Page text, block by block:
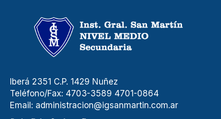
Iberá 2351 C.P. 1429 Nuñez
Teléfono/Fax: 4703-3589 4701-0864
Email: administracion@igsanmartin.com.ar